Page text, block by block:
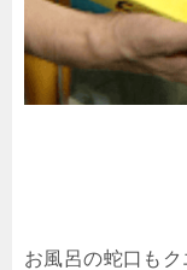
お風呂の蛇口も